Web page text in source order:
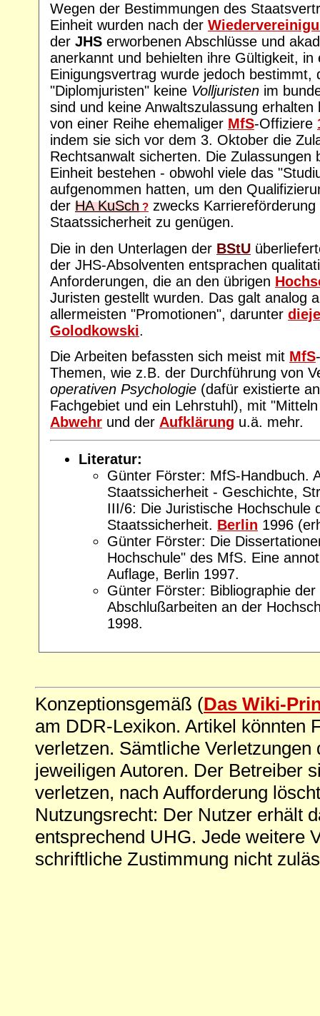
Wegen der Bestimmungen des
Einheit wurden nach der
der JHS erworbenen Abschlüsse und
anerkannt und behielten ihre Gültigkeit, in
Einigungsvertrag wurde jedoch bestimmt,
"Diplomjuristen" keine Volljuristen im
sind und keine Anwaltszulassung erhalten
von einer Reihe ehemaliger MfS-Offiziere
indem sie sich vor dem 3. Oktober die
Rechtsanwalt sicherten. Die Zulassungen
Einheit bestehen - obwohl viele das
aufgenommen hatten, um den
der HA KuSch ? zwecks Karriereförderung
Staatssicherheit zu genügen.
Die in den Unterlagen der BStU
der JHS-Absolventen entsprachen
Anforderungen, die an den übrigen
Juristen gestellt wurden. Das galt analog
allermeisten "Promotionen", darunter
Golodkowski.
Die Arbeiten befassten sich meist mit MfS
Themen, wie z.B. der Durchführung von
operativen Psychologie (dafür existierte
Fachgebiet und ein Lehrstuhl), mit
Abwehr und der Aufklärung u.ä. mehr.
Literatur:
Günter Förster: MfS-Handbuch.
Staatssicherheit - Geschichte,
III/6: Die Juristische Hochschule
Staatssicherheit. Berlin 1996
Günter Förster: Die
Hochschule" des MfS. Eine
Auflage, Berlin 1997.
Günter Förster: Bibliographie
Abschlußarbeiten an der
1998.
Konzeptionsgemäß (Das Wiki-
am DDR-Lexikon. Artikel könnten
verletzen. Sämtliche
jeweiligen Autoren. Der Betreiber
verletzen, nach Aufforderung
Nutzungsrecht: Der Nutzer erhält
entsprechend UHG. Jede weitere
schriftliche Zustimmung nicht